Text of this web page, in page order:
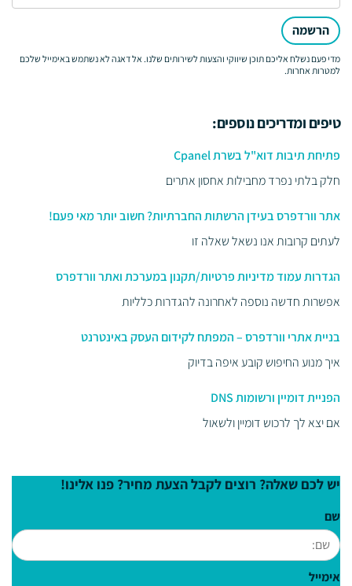
הרשמה
מדי פעם נשלח אליכם תוכן שיווקי והצעות לשירותים שלנו. אל דאגה לא נשתמש באימייל שלכם
למטרות אחרות.
טיפים ומדריכים נוספים:
פתיחת תיבות דוא"ל בשרת Cpanel
חלק בלתי נפרד מחבילות אחסון אתרים
אתר וורדפרס בעידן הרשתות החברתיות? חשוב יותר מאי פעם!
לעתים קרובות אנו נשאל שאלה זו
הגדרות עמוד מדיניות פרטיות/תקנון במערכת ואתר וורדפרס
אפשרות חדשה נוספה לאחרונה להגדרות כלליות
בניית אתרי וורדפרס – המפתח לקידום העסק באינטרנט
איך מנוע החיפוש קובע איפה בדיוק
הפניית דומיין ורשומות DNS
אם יצא לך לרכוש דומיין ולשאול
יש לכם שאלה? רוצים לקבל הצעת מחיר? פנו אלינו!
שם
אימייל